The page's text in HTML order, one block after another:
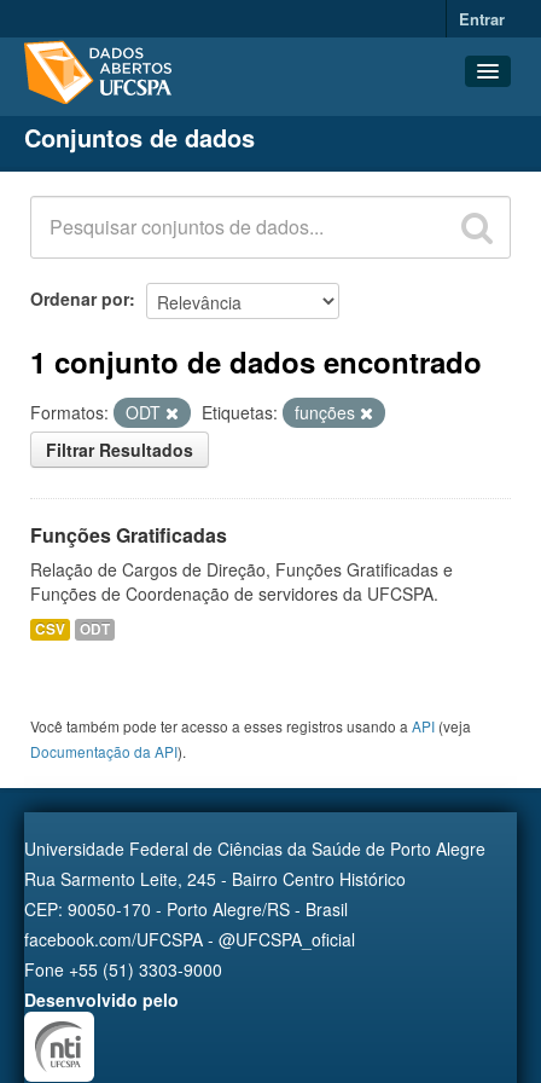
Entrar
Conjuntos de dados
Organizações
Grupos
Sobre
Conjuntos de dados
Ordenar por
1 conjunto de dados encontrado
Formatos: ODT Etiquetas:
funções
Filtrar Resultados
Funções Gratificadas
Relação de Cargos de Direção, Funções Gratificadas e
Funções de Coordenação de servidores da UFCSPA.
CSV ODT
Você também pode ter acesso a esses registros usando a API (veja
Documentação da API).
Universidade Federal de Ciências da Saúde de Porto Alegre
Rua Sarmento Leite, 245 - Bairro Centro Histórico
CEP: 90050-170 - Porto Alegre/RS - Brasil
facebook.com/UFCSPA - @UFCSPA_oficial
Fone +55 (51) 3303-9000
Desenvolvido pelo